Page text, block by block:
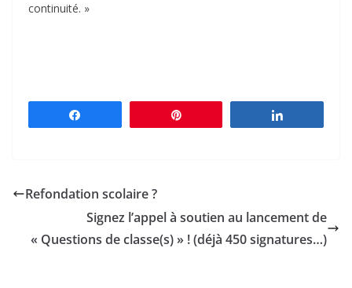
continuité. »
Refondation scolaire ?
Signez l’appel à soutien au lancement de
« Questions de classe(s) » ! (déjà 450 signatures…)